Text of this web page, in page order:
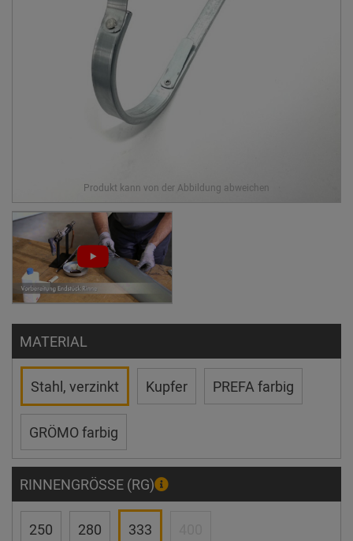
MATERIAL
Stahl, verzinkt Kupfer PREFA farbig
GRÖMO farbig
RINNENGRÖSSE (RG)
250 280 333